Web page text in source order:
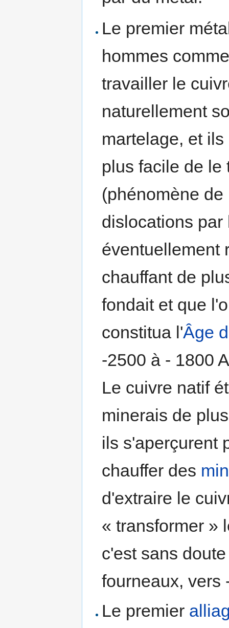
Le premier
hommes
travailler le
naturellement
martelage, et
plus facile de le
(phénomène
dislocations par
éventuellement
chauffant de
fondait et que
constitua l'Âge
-2500 à - 1800
Le cuivre natif
minerais de
ils s'aperçurent
chauffer des
d'extraire le
« transformer »
c'est sans
fourneaux, vers
Le premier